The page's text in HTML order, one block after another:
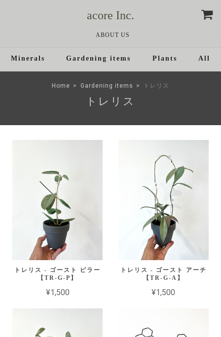
acore Inc.
ABOUT US
Minerals Gardening items Plants All
Home Gardening items トレリス
トレリス
トレリス - ゴースト ピラー
【TR-G-P】
¥1,500
トレリス - ゴースト アーチ
【TR-G-A】
¥1,500